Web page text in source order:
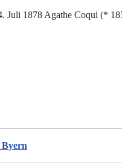
Juli 1878 Agathe Coqui (*
Byern